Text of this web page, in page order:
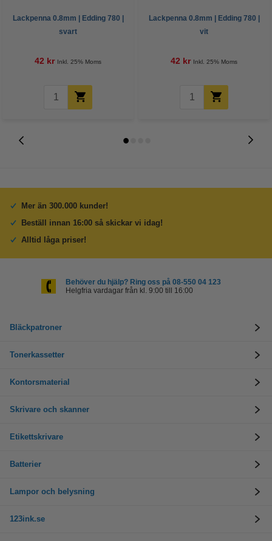
Lackpenna 0.8mm | Edding 780 |
svart
42 kr Inkl. 25% Moms
Lackpenna 0.8mm | Edding 780 |
vit
42 kr Inkl. 25% Moms
Mer än 300.000 kunder!
Beställ innan 16:00 så skickar vi idag!
Alltid låga priser!
Behöver du hjälp? Ring oss på 08-550 04 123
Helgfria vardagar från kl. 9:00 till 16:00
Bläckpatroner
Tonerkassetter
Kontorsmaterial
Skrivare och skanner
Etikettskrivare
Batterier
Lampor och belysning
123ink.se